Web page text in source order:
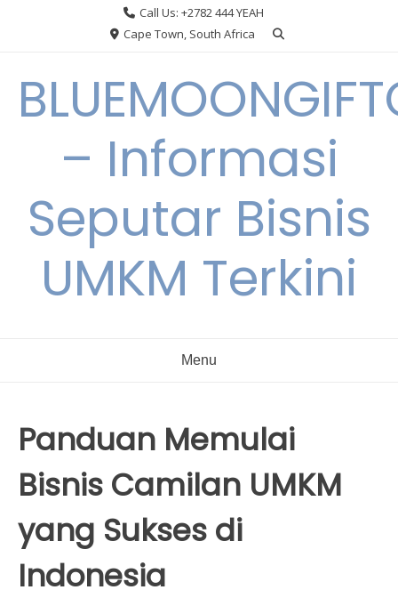
Call Us: +2782 444 YEAH
Cape Town, South Africa
– Informasi
Seputar Bisnis
UMKM Terkini
Menu
Panduan Memulai
Bisnis Camilan UMKM
yang Sukses di
Indonesia